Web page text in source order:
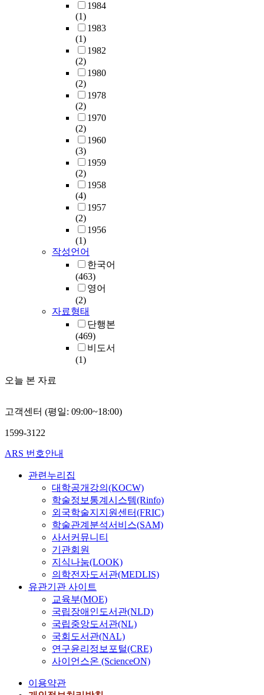
1984
(1)
1983
(1)
1982
(2)
1980
(2)
1978
(2)
1970
(2)
1960
(3)
1959
(2)
1958
(4)
1957
(2)
1956
(1)
작성언어
한국어
(463)
영어
(2)
자료형태
단행본
(469)
비도서
(1)
오늘 본 자료
고객센터 (평일: 09:00~18:00)
1599-3122
ARS 번호안내
관련누리집
대학공개강의(KOCW)
학술정보통계시스템(Rinfo)
외국학술지지원센터(FRIC)
학술관계분석서비스(SAM)
사서커뮤니티
기관회원
지식나눔(LOOK)
의학전자도서관(MEDLIS)
유관기관 사이트
교육부(MOE)
국립장애인도서관(NLD)
국립중앙도서관(NL)
국회도서관(NAL)
연구윤리정보포털(CRE)
사이언스온 (ScienceON)
이용약관